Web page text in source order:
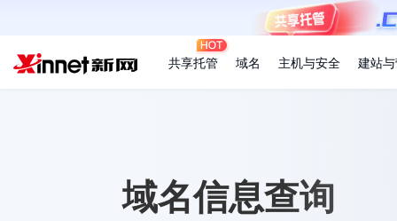
共享托管 域名 主机与安全 建站
域名信息查询